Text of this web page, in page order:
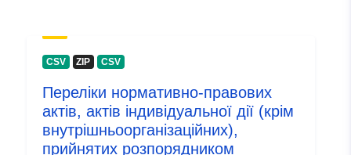
Identifikatorer:
f63d83b6-b503-4e8b-8f93-
3c3a4bb5bea5
uriRef:
http://data.europa.eu/88u/dataset/
CSV ZIP CSV
Переліки нормативно-правових
актів, актів індивідуальної дії (крім
внутрішньоорганізаційних),
прийнятих розпорядником